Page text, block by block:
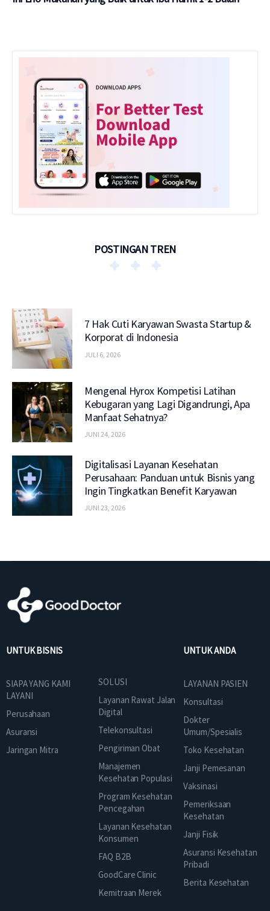
POSTINGAN TREN
7 Hak Cuti Karyawan Swasta Startup &
Korporat di Indonesia
JULI 6, 2026
Mengenal Hyrox Kompetisi Latihan
Kebugaran yang Lagi Digandrungi, Apa
Manfaat Sehatnya?
JUNI 24, 2026
Digitalisasi Layanan Kesehatan
Perusahaan: Panduan untuk Bisnis yang
Ingin Tingkatkan Benefit Karyawan
JUNI 23, 2026
UNTUK BISNIS
SIAPA YANG KAMI
LAYANI
Perusahaan
Asuransi
Jaringan Mitra
SOLUSI
Layanan Rawat Jalan
Digital
Telekonsultasi
Pengiriman Obat
Manajemen
Kesehatan Populasi
Program Kesehatan
Pencegahan
Layanan Kesehatan
Konsumen
FAQ B2B
GoodCare Clinic
Kemitraan Merek
UNTUK ANDA
LAYANAN PASIEN
Konsultasi
Dokter
Umum/Spesialis
Toko Kesehatan
Janji Pemesanan
Vaksinasi
Pemeriksaan
Kesehatan
Janji Fisik
Asuransi Kesehatan
Pribadi
Berita Kesehatan